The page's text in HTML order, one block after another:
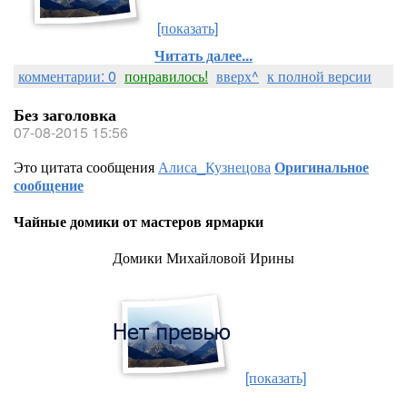
[показать]
Читать далее...
комментарии: 0 понравилось! вверх^ к полной версии
Без заголовка
07-08-2015 15:56
Это цитата сообщенияАлиса_КузнецоваОригинальное
сообщение
Чайные домики от мастеров ярмарки
Домики Михайловой Ирины
[показать]